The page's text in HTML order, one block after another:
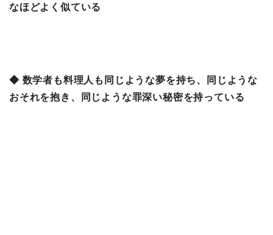
なほどよく似ている
◆ 数学者も料理人も同じような夢を持ち、同じような
おそれを抱き、同じような罪深い秘密を持っている